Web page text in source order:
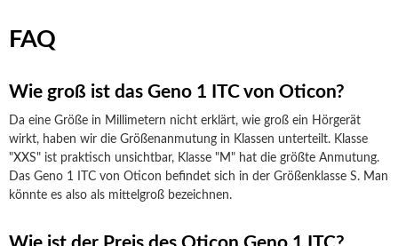
FAQ
Wie groß ist das Geno 1 ITC von Oticon?
Da eine Größe in Millimetern nicht erklärt, wie groß ein Hörgerät
wirkt, haben wir die Größenanmutung in Klassen unterteilt. Klasse
"XXS" ist praktisch unsichtbar, Klasse "M" hat die größte Anmutung.
Das Geno 1 ITC von Oticon befindet sich in der Größenklasse S. Man
könnte es also als mittelgroß bezeichnen.